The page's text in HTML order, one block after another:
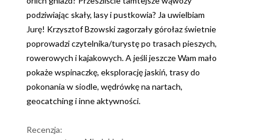
podziwiając skały, lasy i pustkowia? Ja uwielbiam
Jurę! Krzysztof Bzowski zagorzały górołaz świetnie
poprowadzi czytelnika/turystę po trasach pieszych,
rowerowych i kajakowych. A jeśli jeszcze Wam mało
pokaże wspinaczkę, eksplorację jaskiń, trasy do
pokonania w siodle, wędrówkę na nartach,
geocatching i inne aktywności.
Recenzja: